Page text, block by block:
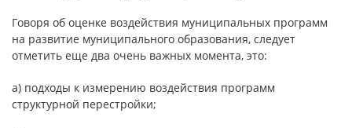
Говоря об оценке воздействия муниципальных программ
на развитие муниципального образования, следует
отметить еще два очень важных мо­мента, это:
а) подходы к измерению воздействия программ
структурной пере­стройки;